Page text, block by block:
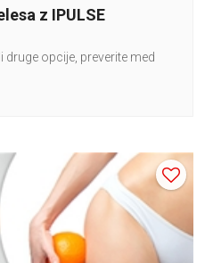
z IPULSE
opcije, preverite med